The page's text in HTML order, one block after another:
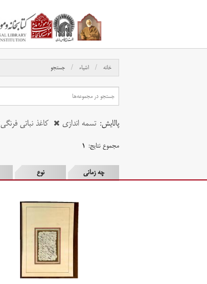
خانه اشیاء جستجو
پالایش: تسمه اندازی کاغذ نباتی فرنگی
مجموع نتایج: ۱
چه زمانی نوع